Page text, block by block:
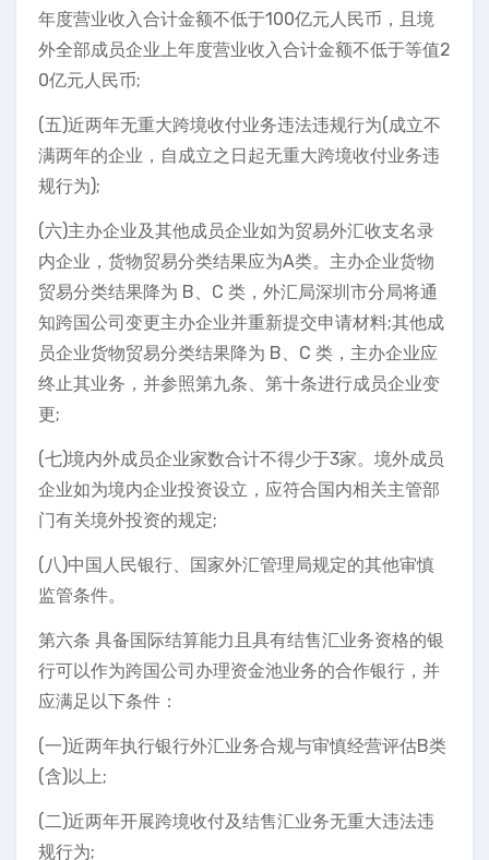
年度营业收入合计金额不低于100亿元人民币，且境
外全部成员企业上年度营业收入合计金额不低于等值2
0亿元人民币;
(五)近两年无重大跨境收付业务违法违规行为(成立不
满两年的企业，自成立之日起无重大跨境收付业务违
规行为);
(六)主办企业及其他成员企业如为贸易外汇收支名录
内企业，货物贸易分类结果应为A类。主办企业货物
贸易分类结果降为 B、C 类，外汇局深圳市分局将通
知跨国公司变更主办企业并重新提交申请材料;其他成
员企业货物贸易分类结果降为 B、C 类，主办企业应
终止其业务，并参照第九条、第十条进行成员企业变
更;
(七)境内外成员企业家数合计不得少于3家。境外成员
企业如为境内企业投资设立，应符合国内相关主管部
门有关境外投资的规定;
(八)中国人民银行、国家外汇管理局规定的其他审慎
监管条件。
第六条 具备国际结算能力且具有结售汇业务资格的银
行可以作为跨国公司办理资金池业务的合作银行，并
应满足以下条件：
(一)近两年执行银行外汇业务合规与审慎经营评估B类
(含)以上;
(二)近两年开展跨境收付及结售汇业务无重大违法违
规行为;